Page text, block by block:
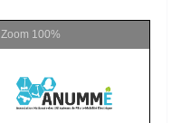
Zoom 100%